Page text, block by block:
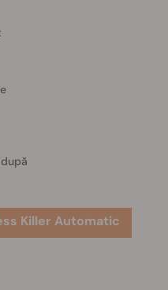
Killer Automatic